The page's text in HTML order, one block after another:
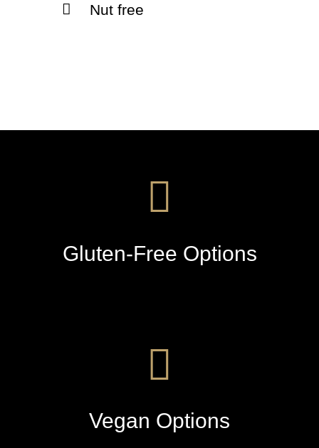
Nut free
Gluten-Free Options
Vegan Options